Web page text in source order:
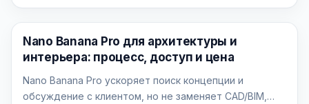
Генерация изображений ИИ
Nano Banana Pro для архитектуры и
интерьера: процесс, доступ и цена
Nano Banana Pro ускоряет поиск концепции и
обсуждение с клиентом, но не заменяет CAD/BIM,